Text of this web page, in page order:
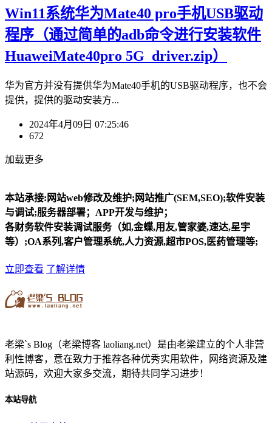
Win11系统华为Mate40 pro手机USB驱动
程序（通过简单的adb命令进行安装软件
HuaweiMate40pro 5G_driver.zip）
华为官方并没有提供华为Mate40手机的USB驱动程序，也不会
提供，提供的驱动安装方...
2024年4月09日 07:25:46
672
加载更多
本站承接:网站web修改及维护;网站推广(SEM,SEO);软件安装
与调试;服务器部署；APP开发与维护；
各财务软件安装调试服务（如,金蝶,用友,管家婆,速达,星宇
等）;OA系列,客户管理系统,人力资源,超市POS,医药管理等;
立即查看 了解详情
老梁`s Blog（老梁博客 laoliang.net）是由老梁建立的个人非营
利性博客，意在致力于推荐各种优秀实用软件，网络资源及建
站源码，欢迎大家多交流，期待共同学习进步！
本站导航